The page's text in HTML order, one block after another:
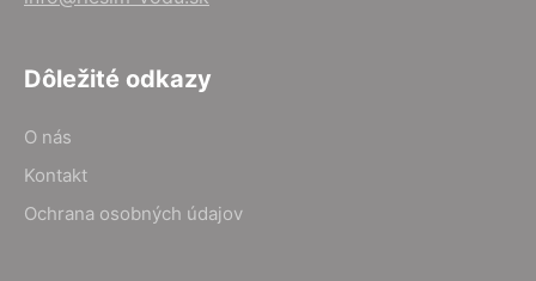
Dôležité odkazy
O nás
Kontakt
Ochrana osobných údajov